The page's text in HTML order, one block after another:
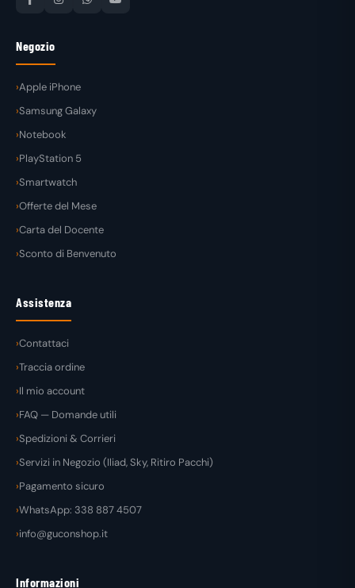
Negozio
Apple iPhone
Samsung Galaxy
Notebook
PlayStation 5
Smartwatch
Offerte del Mese
Carta del Docente
Sconto di Benvenuto
Assistenza
Contattaci
Traccia ordine
Il mio account
FAQ — Domande utili
Spedizioni & Corrieri
Servizi in Negozio (Iliad, Sky, Ritiro Pacchi)
Pagamento sicuro
WhatsApp: 338 887 4507
info@guconshop.it
Informazioni